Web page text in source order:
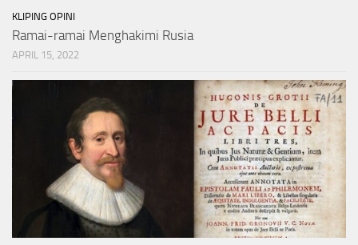
KLIPING OPINI
Ramai-ramai Menghakimi Rusia
APRIL 15, 2022